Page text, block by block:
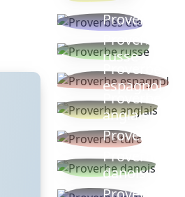
Proverbes ete
Proverbe
russe
Proverbe
espagnol
Proverbe
anglais
Proverbe turc
Proverbe
danois